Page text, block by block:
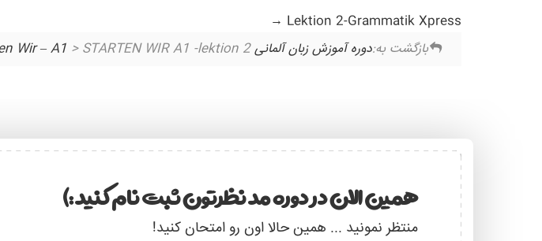
Lektion 2-Grammatik Xpress
بازگشت به:دوره آموزش زبان آلمانی Starten Wir – A1> STARTEN WIR A1 -lektion 2
همین الان در دوره مد نظرتون ثبت نام کنید :)
منتظر نمونید ... همین حالا اون رو امتحان کنید!